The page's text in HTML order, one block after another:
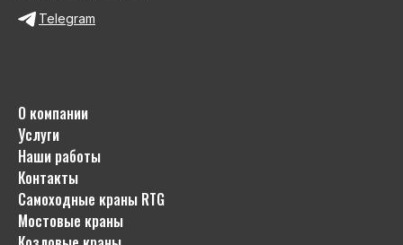
Telegram
О компании
Услуги
Наши работы
Контакты
Самоходные краны RTG
Мостовые краны